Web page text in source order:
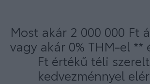
Most akár 2 000 000 Ft
vagy akár 0% THM-el **
Ft értékű téli
kedvezménnyel